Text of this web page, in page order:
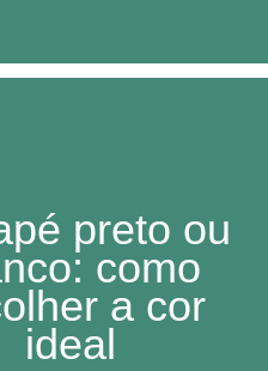
preto ou
como
a cor
ideal